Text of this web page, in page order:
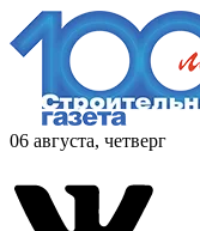
06 августа, четверг